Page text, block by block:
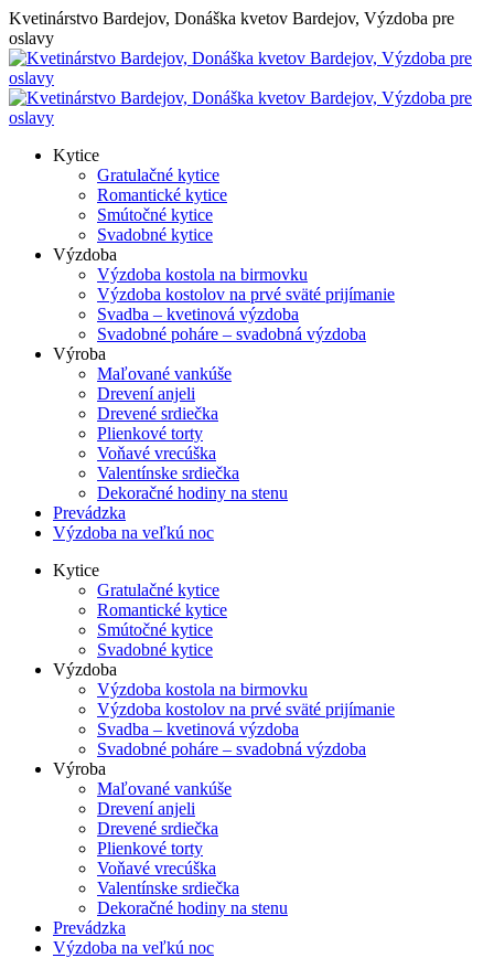
Skip
to
content
Kvetinárstvo Bardejov, Donáška kvetov Bardejov, Výzdoba pre
oslavy
Kytice
Gratulačné kytice
Romantické kytice
Smútočné kytice
Svadobné kytice
Výzdoba
Výzdoba kostola na birmovku
Výzdoba kostolov na prvé sväté prijímanie
Svadba – kvetinová výzdoba
Svadobné poháre – svadobná výzdoba
Výroba
Maľované vankúše
Drevení anjeli
Drevené srdiečka
Plienkové torty
Voňavé vrecúška
Valentínske srdiečka
Dekoračné hodiny na stenu
Prevádzka
Výzdoba na veľkú noc
Kytice
Gratulačné kytice
Romantické kytice
Smútočné kytice
Svadobné kytice
Výzdoba
Výzdoba kostola na birmovku
Výzdoba kostolov na prvé sväté prijímanie
Svadba – kvetinová výzdoba
Svadobné poháre – svadobná výzdoba
Výroba
Maľované vankúše
Drevení anjeli
Drevené srdiečka
Plienkové torty
Voňavé vrecúška
Valentínske srdiečka
Dekoračné hodiny na stenu
Prevádzka
Výzdoba na veľkú noc